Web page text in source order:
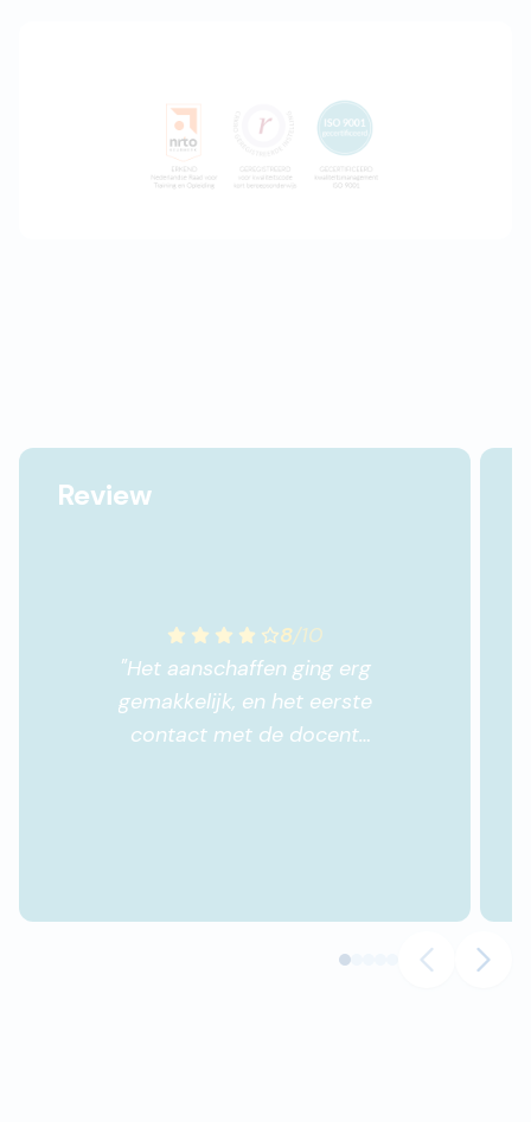
Review
8/10
"Het aanschaffen ging erg
gemakkelijk, en het eerste
contact met de docent